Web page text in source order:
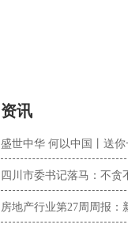
资讯
盛世中华 何以中国丨送